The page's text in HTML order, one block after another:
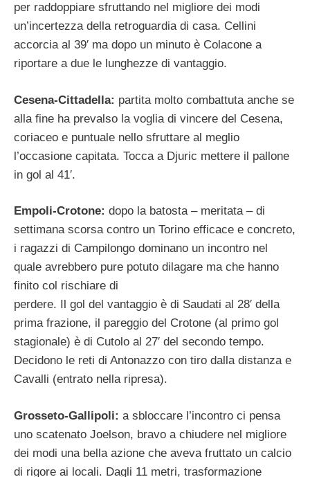
per raddoppiare sfruttando nel migliore dei modi
un’incertezza della retroguardia di casa. Cellini
accorcia al 39′ ma dopo un minuto è Colacone a
riportare a due le lunghezze di vantaggio.
Cesena-Cittadella: partita molto combattuta anche se
alla fine ha prevalso la voglia di vincere del Cesena,
coriaceo e puntuale nello sfruttare al meglio
l’occasione capitata. Tocca a Djuric mettere il pallone
in gol al 41′.
Empoli-Crotone: dopo la batosta – meritata – di
settimana scorsa contro un Torino efficace e concreto,
i ragazzi di Campilongo dominano un incontro nel
quale avrebbero pure potuto dilagare ma che hanno
finito col rischiare di
perdere. Il gol del vantaggio è di Saudati al 28′ della
prima frazione, il pareggio del Crotone (al primo gol
stagionale) è di Cutolo al 27′ del secondo tempo.
Decidono le reti di Antonazzo con tiro dalla distanza e
Cavalli (entrato nella ripresa).
Grosseto-Gallipoli: a sbloccare l’incontro ci pensa
uno scatenato Joelson, bravo a chiudere nel migliore
dei modi una bella azione che aveva fruttato un calcio
di rigore ai locali. Dagli 11 metri, trasformazione